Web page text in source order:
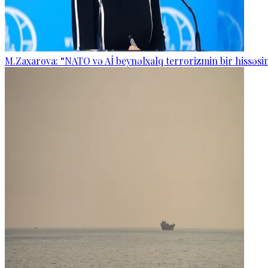
M.Zaxarova: “NATO və Aİ beynəlxalq terrorizmin bir